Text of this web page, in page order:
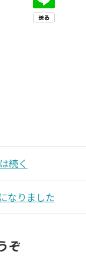
続く
なりました
ぞ